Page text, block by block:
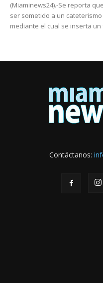
(Miaminews24).-Se reporta
ser sometido a un
mediante el cual se inserta un
Contáctanos: